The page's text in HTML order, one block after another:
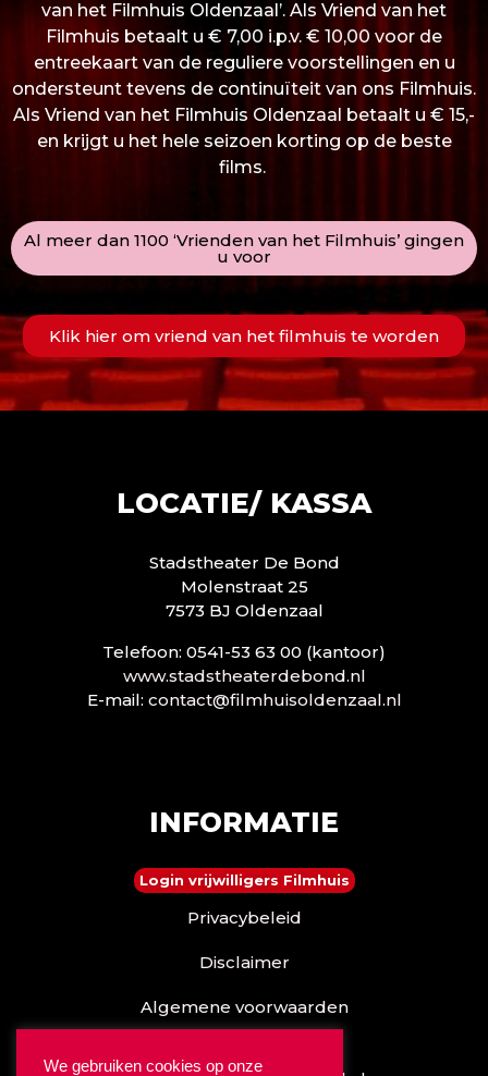
van het Filmhuis Oldenzaal’. Als Vriend van het
Filmhuis betaalt u € 7,00 i.p.v. € 10,00 voor de
entreekaart van de reguliere voorstellingen en u
ondersteunt tevens de continuïteit van ons Filmhuis.
Als Vriend van het Filmhuis Oldenzaal betaalt u € 15,-
en krijgt u het hele seizoen korting op de beste
films.
Al meer dan 1100 ‘Vrienden van het Filmhuis’ gingen
u voor
Klik hier om vriend van het filmhuis te worden
LOCATIE/ KASSA
Stadstheater De Bond
Molenstraat 25
7573 BJ Oldenzaal
Telefoon: 0541-53 63 00 (kantoor)
www.stadstheaterdebond.nl
E-mail: contact@filmhuisoldenzaal.nl
INFORMATIE
Login vrijwilligers Filmhuis
Privacybeleid
Disclaimer
Algemene voorwaarden
We gebruiken cookies op onze